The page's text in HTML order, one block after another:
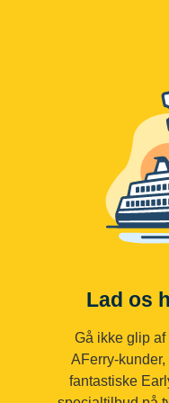
Lad os
Gå ikke glip
AFerry-
fantastiske